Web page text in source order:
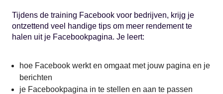
Tijdens de training Facebook voor bedrijven, krijg je
ontzettend veel handige tips om meer rendement te
halen uit je Facebookpagina. Je leert:
hoe Facebook werkt en omgaat met jouw pagina en je
berichten
je Facebookpagina in te stellen en aan te passen